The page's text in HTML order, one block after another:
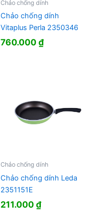
Chảo chống dính
Chảo chống dính
Vitaplus Perla 2350346
760.000₫
Chảo chống dính
Chảo chống dính Leda
2351151E
211.000₫